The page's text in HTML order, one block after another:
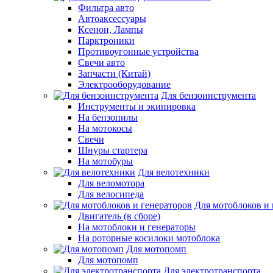
Фильтра авто
Автоаксессуары
Ксенон, Лампы
Парктроники
Противоугонные устройства
Свечи авто
Запчасти (Китай)
Электрооборудование
Для бензоинструмента
Инструменты и экипировка
На бензопилы
На мотокосы
Свечи
Шнуры стартера
На мотобуры
Для велотехники
Для веломотора
Для велосипеда
Для мотоблоков и
Двигатель (в сборе)
На мотоблоки и генераторы
На роторные косилоки мотоблока
Для мотопомп
Для мотопомп
Для электротранспорта